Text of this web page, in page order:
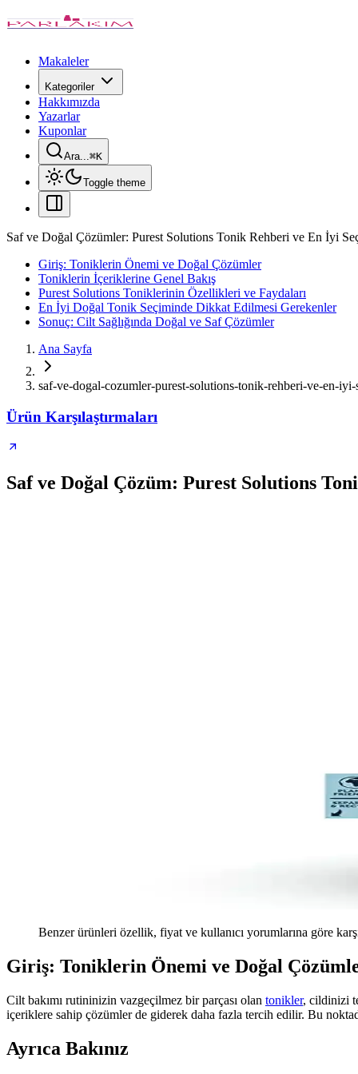
Makaleler
Kategoriler
Hakkımızda
Yazarlar
Kuponlar
Ara...⌘K
Toggle theme
Saf ve Doğal Çözümler: Purest Solutions Tonik Rehberi ve En İyi
Giriş: Toniklerin Önemi ve Doğal Çözümler
Toniklerin İçeriklerine Genel Bakış
Purest Solutions Toniklerinin Özellikleri ve Faydaları
En İyi Doğal Tonik Seçiminde Dikkat Edilmesi Gerekenler
Sonuç: Cilt Sağlığında Doğal ve Saf Çözümler
Ana Sayfa
saf-ve-dogal-cozumler-purest-solutions-tonik-rehberi-ve-en-iyi-
Ürün Karşılaştırmaları
Saf ve Doğal Çözüm: Purest Solutions
Benzer ürünleri özellik, fiyat ve kullanıcı yorumlarına göre
Giriş: Toniklerin Önemi ve Doğal
Cilt bakımı rutininizin vazgeçilmez bir parçası olan tonikler, cildinizi
içeriklere sahip çözümler de giderek daha fazla tercih edilir. Bu
Ayrıca Bakınız